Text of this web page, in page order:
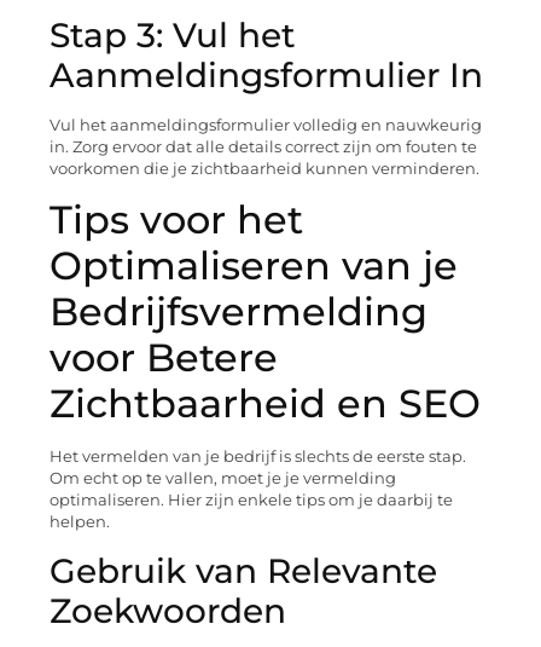
Stap 3: Vul het
Aanmeldingsformulier In
Vul het aanmeldingsformulier volledig en nauwkeurig
in. Zorg ervoor dat alle details correct zijn om fouten te
voorkomen die je zichtbaarheid kunnen verminderen.
Tips voor het
Optimaliseren van je
Bedrijfsvermelding
voor Betere
Zichtbaarheid en SEO
Het vermelden van je bedrijf is slechts de eerste stap.
Om echt op te vallen, moet je je vermelding
optimaliseren. Hier zijn enkele tips om je daarbij te
helpen.
Gebruik van Relevante
Zoekwoorden